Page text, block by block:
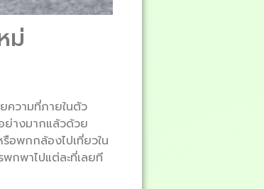
ม่
ความที่ภายในตัว
ย่างมากแล้วด้วย
อพกกล้องไปเที่ยวใน
พกพาไปแต่ละที่เลยที